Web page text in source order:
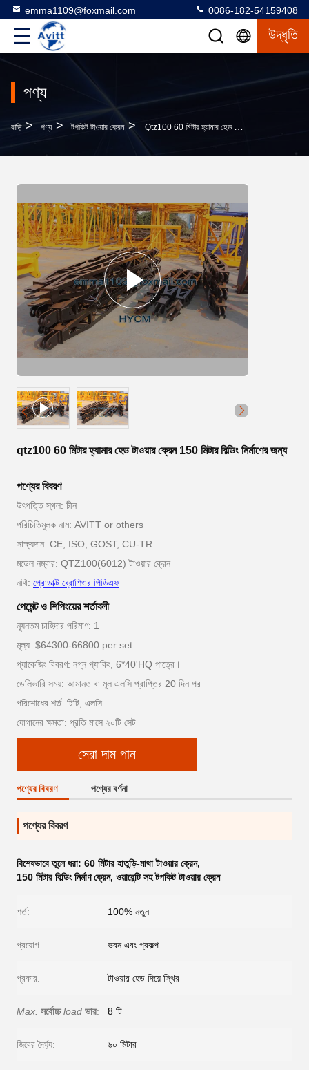
emma1109@foxmail.com 0086-182-54159408
উদ্ধৃতি
পণ্য
বাড়ি > পণ্য > টপকিট টাওয়ার ক্রেন > Qtz100 60 মিটার হ্যামার হেড টাওয়ার ক্রেন 150 মিটার বিল্ডিং নির্মাণের জন্য
qtz100 60 মিটার হ্যামার হেড টাওয়ার ক্রেন 150 মিটার বিল্ডিং নির্মাণের জন্য
পণ্যের বিবরণ
উৎপত্তি স্থল: চীন
পরিচিতিমুলক নাম: AVITT or others
সাক্ষ্যদান: CE, ISO, GOST, CU-TR
মডেল নম্বার: QTZ100(6012) টাওয়ার ক্রেন
নথি: প্রোডাক্ট ব্রোশিওর পিডিএফ
পেমেন্ট ও শিপিংয়ের শর্তাবলী
ন্যূনতম চাহিদার পরিমাণ: 1
মূল্য: $64300-66800 per set
প্যাকেজিং বিবরণ: নগ্ন প্যাকিং, 6*40'HQ পাত্রে।
ডেলিভারি সময়: আমানত বা মূল এলসি প্রাপ্তির 20 দিন পর
পরিশোধের শর্ত: টিটি, এলসি
যোগানের ক্ষমতা: প্রতি মাসে ২০টি সেট
সেরা দাম পান
পণ্যের বিবরণ পণ্যের বর্ণনা
পণ্যের বিবরণ
বিশেষভাবে তুলে ধরা: 60 মিটার হাতুড়ি-মাথা টাওয়ার ক্রেন,
150 মিটার বিল্ডিং নির্মাণ ক্রেন, ওয়ারেন্টি সহ টপকিট টাওয়ার ক্রেন
শর্ত: 100% নতুন
প্রয়োগ: ভবন এবং প্রকল্প
প্রকার: টাওয়ার হেড দিয়ে স্থির
Max. সর্বোচ্চ load ভার: 8 টি
জিবের দৈর্ঘ্য: ৬০ মিটার